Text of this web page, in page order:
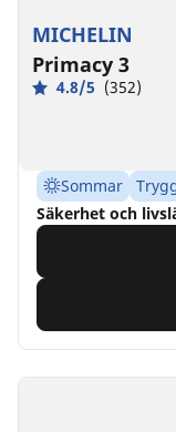
MICHELIN
Primacy 3
4.8/5 (352)
Sommar
Säkerhet och